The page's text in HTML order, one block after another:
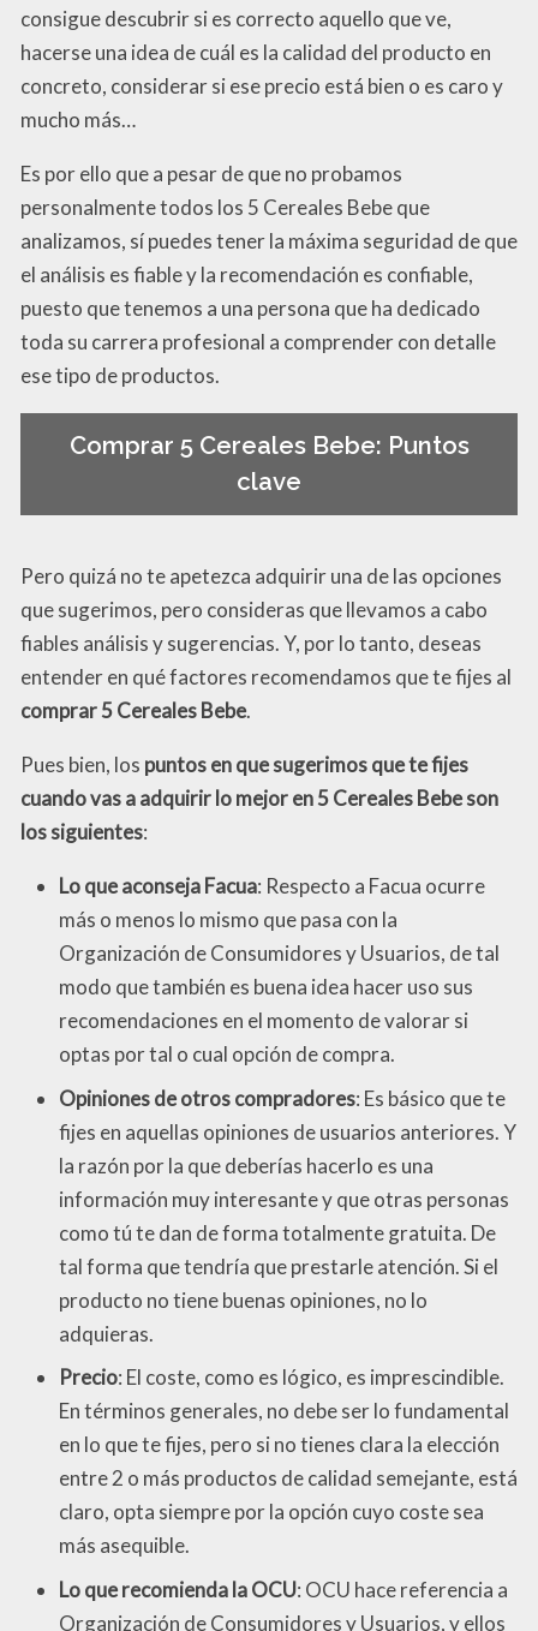
consigue descubrir si es correcto aquello que ve,
hacerse una idea de cuál es la calidad del producto en
concreto, considerar si ese precio está bien o es caro y
mucho más…
Es por ello que a pesar de que no probamos
personalmente todos los 5 Cereales Bebe que
analizamos, sí puedes tener la máxima seguridad de que
el análisis es fiable y la recomendación es confiable,
puesto que tenemos a una persona que ha dedicado
toda su carrera profesional a comprender con detalle
ese tipo de productos.
Comprar 5 Cereales Bebe: Puntos
clave
Pero quizá no te apetezca adquirir una de las opciones
que sugerimos, pero consideras que llevamos a cabo
fiables análisis y sugerencias. Y, por lo tanto, deseas
entender en qué factores recomendamos que te fijes al
comprar 5 Cereales Bebe.
Pues bien, los puntos en que sugerimos que te fijes
cuando vas a adquirir lo mejor en 5 Cereales Bebe son
los siguientes:
Lo que aconseja Facua: Respecto a Facua ocurre
más o menos lo mismo que pasa con la
Organización de Consumidores y Usuarios, de tal
modo que también es buena idea hacer uso sus
recomendaciones en el momento de valorar si
optas por tal o cual opción de compra.
Opiniones de otros compradores: Es básico que te
fijes en aquellas opiniones de usuarios anteriores. Y
la razón por la que deberías hacerlo es una
información muy interesante y que otras personas
como tú te dan de forma totalmente gratuita. De
tal forma que tendría que prestarle atención. Si el
producto no tiene buenas opiniones, no lo
adquieras.
Precio: El coste, como es lógico, es imprescindible.
En términos generales, no debe ser lo fundamental
en lo que te fijes, pero si no tienes clara la elección
entre 2 o más productos de calidad semejante, está
claro, opta siempre por la opción cuyo coste sea
más asequible.
Lo que recomienda la OCU: OCU hace referencia a
Organización de Consumidores y Usuarios, y ellos